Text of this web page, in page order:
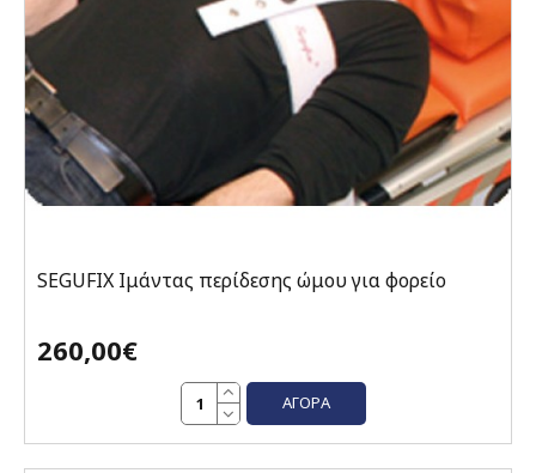
SEGUFIX Ιμάντας περίδεσης ώμου για φορείο
260,00€
ΑΓΟΡΆ